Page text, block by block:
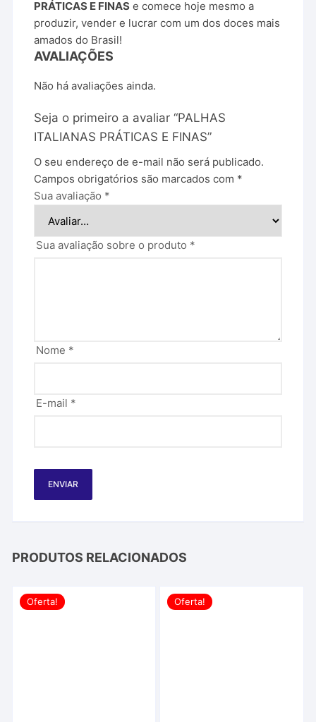
PRÁTICAS E FINAS e comece hoje mesmo a
produzir, vender e lucrar com um dos doces mais
amados do Brasil!
AVALIAÇÕES
Não há avaliações ainda.
Seja o primeiro a avaliar “PALHAS
ITALIANAS PRÁTICAS E FINAS”
O seu endereço de e-mail não será publicado.
Campos obrigatórios são marcados com *
Sua avaliação *
Sua avaliação sobre o produto *
Nome *
E-mail *
PRODUTOS RELACIONADOS
Oferta! Oferta!